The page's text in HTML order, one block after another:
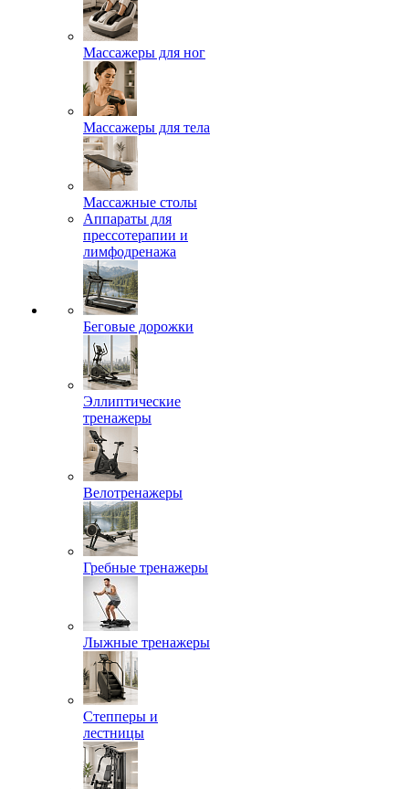
Массажеры для ног
Массажеры для тела
Массажные столы
Аппараты для
прессотерапии и
лимфодренажа
Беговые дорожки
Эллиптические
тренажеры
Велотренажеры
Гребные тренажеры
Лыжные тренажеры
Степперы и
лестницы